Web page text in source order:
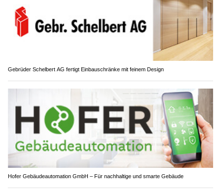
Gebrüder Schelbert AG fertigt Einbauschränke mit feinem Design
Hofer Gebäudeautomation GmbH – Für nachhaltige und smarte Gebäude